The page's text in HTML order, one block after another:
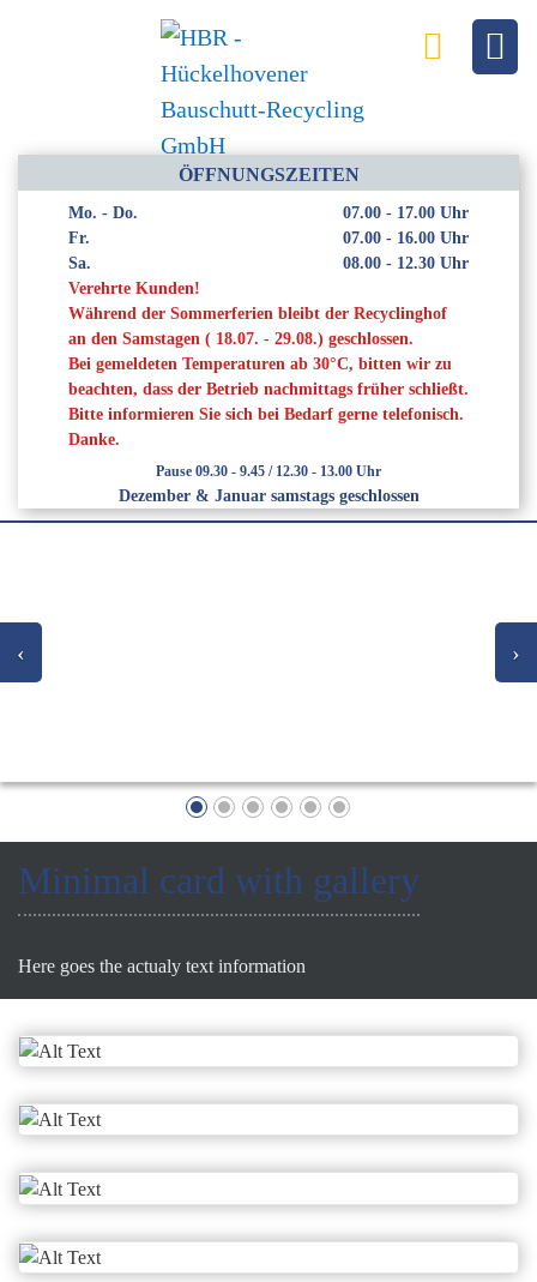
ÖFFNUNGSZEITEN
Mo. - Do.
07.00 - 17.00 Uhr
Fr.
07.00 - 16.00 Uhr
Sa.
08.00 - 12.30 Uhr
Verehrte Kunden!
Während der Sommerferien bleibt der Recyclinghof
an den Samstagen ( 18.07. - 29.08.) geschlossen.
Bei gemeldeten Temperaturen ab 30°C, bitten wir zu
beachten, dass der Betrieb nachmittags früher schließt.
Bitte informieren Sie sich bei Bedarf gerne telefonisch.
Danke.
Pause 09.30 - 9.45 / 12.30 - 13.00 Uhr
Dezember & Januar samstags geschlossen
Normal
Slider
Slide the awesomeness...
Minimal card with gallery
Here goes the actualy text information